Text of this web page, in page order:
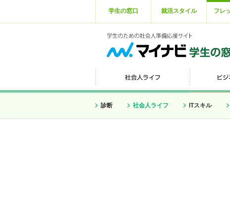
学生の窓口 就活スタイル フレ
診断 社会人ライフ ITスキル